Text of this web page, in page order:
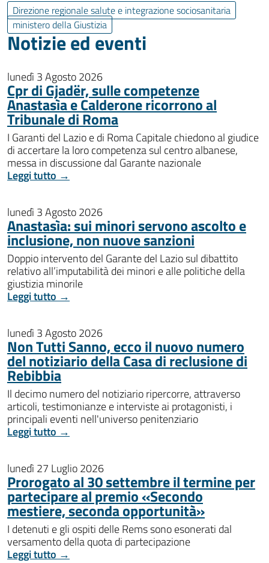
Direzione regionale salute e integrazione sociosanitaria
ministero della Giustizia
Notizie ed eventi
lunedì 3 Agosto 2026
Cpr di Gjadër, sulle competenze
Anastasìa e Calderone ricorrono al
Tribunale di Roma
I Garanti del Lazio e di Roma Capitale chiedono al giudice
di accertare la loro competenza sul centro albanese,
messa in discussione dal Garante nazionale
Leggi tutto →
lunedì 3 Agosto 2026
Anastasìa: sui minori servono ascolto e
inclusione, non nuove sanzioni
Doppio intervento del Garante del Lazio sul dibattito
relativo all’imputabilità dei minori e alle politiche della
giustizia minorile
Leggi tutto →
lunedì 3 Agosto 2026
Non Tutti Sanno, ecco il nuovo numero
del notiziario della Casa di reclusione di
Rebibbia
Il decimo numero del notiziario ripercorre, attraverso
articoli, testimonianze e interviste ai protagonisti, i
principali eventi nell'universo penitenziario
Leggi tutto →
lunedì 27 Luglio 2026
Prorogato al 30 settembre il termine per
partecipare al premio «Secondo
mestiere, seconda opportunità»
I detenuti e gli ospiti delle Rems sono esonerati dal
versamento della quota di partecipazione
Leggi tutto →